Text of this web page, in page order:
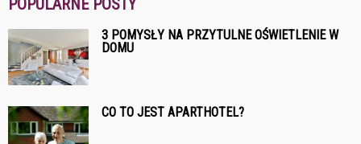
POPULARNE POSTY
3 POMYSŁY NA PRZYTULNE OŚWIETLENIE W
DOMU
CO TO JEST APARTHOTEL?